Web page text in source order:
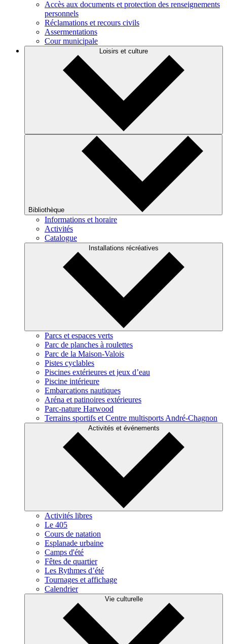
Accès aux documents et protection des renseignements
personnels
Réclamations et recours civils
Assermentations
Cour municipale
Loisirs et culture
Bibliothèque
Informations et horaire
Activités
Catalogue
Installations récréatives
Parcs et espaces verts
Parc de planches à roulettes
Parc de la Maison-Valois
Pistes cyclables
Piscines extérieures et jeux d’eau
Piscine intérieure
Embarcations nautiques
Aréna et patinoires extérieures
Parc-nature Harwood
Terrains sportifs et Centre multisports André-Chagnon
Activités et événements
Activités libres
Le 405
Cours de natation
Esplanade urbaine
Camps d'été
Fêtes de quartier
Les Rythmes d’été
Tournages et affichage
Calendrier
Vie culturelle